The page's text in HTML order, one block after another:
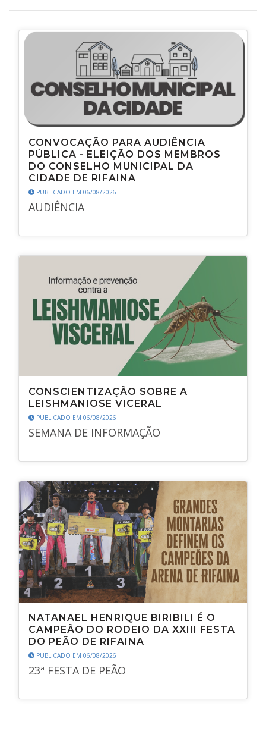
CONVOCAÇÃO PARA AUDIÊNCIA
PÚBLICA - ELEIÇÃO DOS MEMBROS
DO CONSELHO MUNICIPAL DA
CIDADE DE RIFAINA
PUBLICADO EM 06/08/2026
AUDIÊNCIA
CONSCIENTIZAÇÃO SOBRE A
LEISHMANIOSE VICERAL
PUBLICADO EM 06/08/2026
SEMANA DE INFORMAÇÃO
NATANAEL HENRIQUE BIRIBILI É O
CAMPEÃO DO RODEIO DA XXIII FESTA
DO PEÃO DE RIFAINA
PUBLICADO EM 06/08/2026
23ª FESTA DE PEÃO